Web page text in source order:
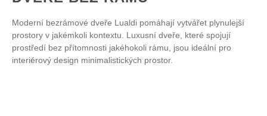
Moderní bezrámové dveře Lualdi pomáhají vytvářet plynulejší
prostory v jakémkoli kontextu. Luxusní dveře, které spojují
prostředí bez přítomnosti jakéhokoli rámu, jsou ideální pro
interiérový design minimalistických prostor.